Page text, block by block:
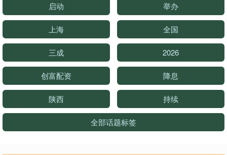
启动 举办
上海 全国
三成 2026
创富配资 降息
陕西 持续
全部话题标签